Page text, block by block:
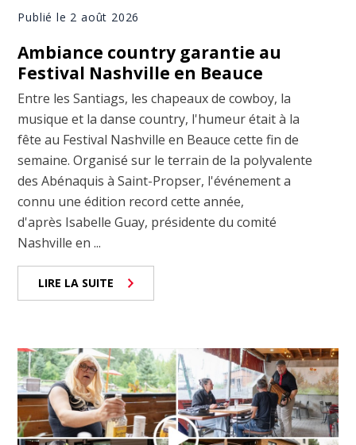
Publié le 2 août 2026
Ambiance country garantie au
Festival Nashville en Beauce
Entre les Santiags, les chapeaux de cowboy, la
musique et la danse country, l'humeur était à la
fête au Festival Nashville en Beauce cette fin de
semaine. Organisé sur le terrain de la polyvalente
des Abénaquis à Saint-Propser, l'événement a
connu une édition record cette année,
d'après Isabelle Guay, présidente du comité
Nashville en ...
LIRE LA SUITE